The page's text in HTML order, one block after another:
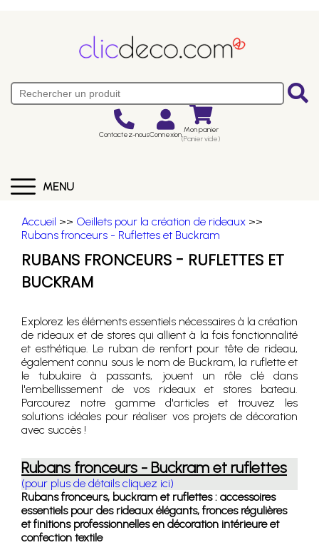
Contactez-nousConnexion Mon panier
(Panier vide)
MENU
Accueil >> Oeillets pour la création de rideaux >>
Rubans fronceurs - Ruflettes et Buckram
RUBANS FRONCEURS - RUFLETTES ET
BUCKRAM
Explorez les éléments essentiels nécessaires à la création
de rideaux et de stores qui allient à la fois fonctionnalité
et esthétique. Le ruban de renfort pour tête de rideau,
également connu sous le nom de Buckram, la ruflette et
le tubulaire à passants, jouent un rôle clé dans
l'embellissement de vos rideaux et stores bateau.
Parcourez notre gamme d'articles et trouvez les
solutions idéales pour réaliser vos projets de décoration
avec succès !
Rubans fronceurs - Buckram et ruflettes
(pour plus de détails cliquez ici)
Rubans fronceurs, buckram et ruflettes : accessoires
essentiels pour des rideaux élégants, fronces régulières
et finitions professionnelles en décoration intérieure et
confection textile